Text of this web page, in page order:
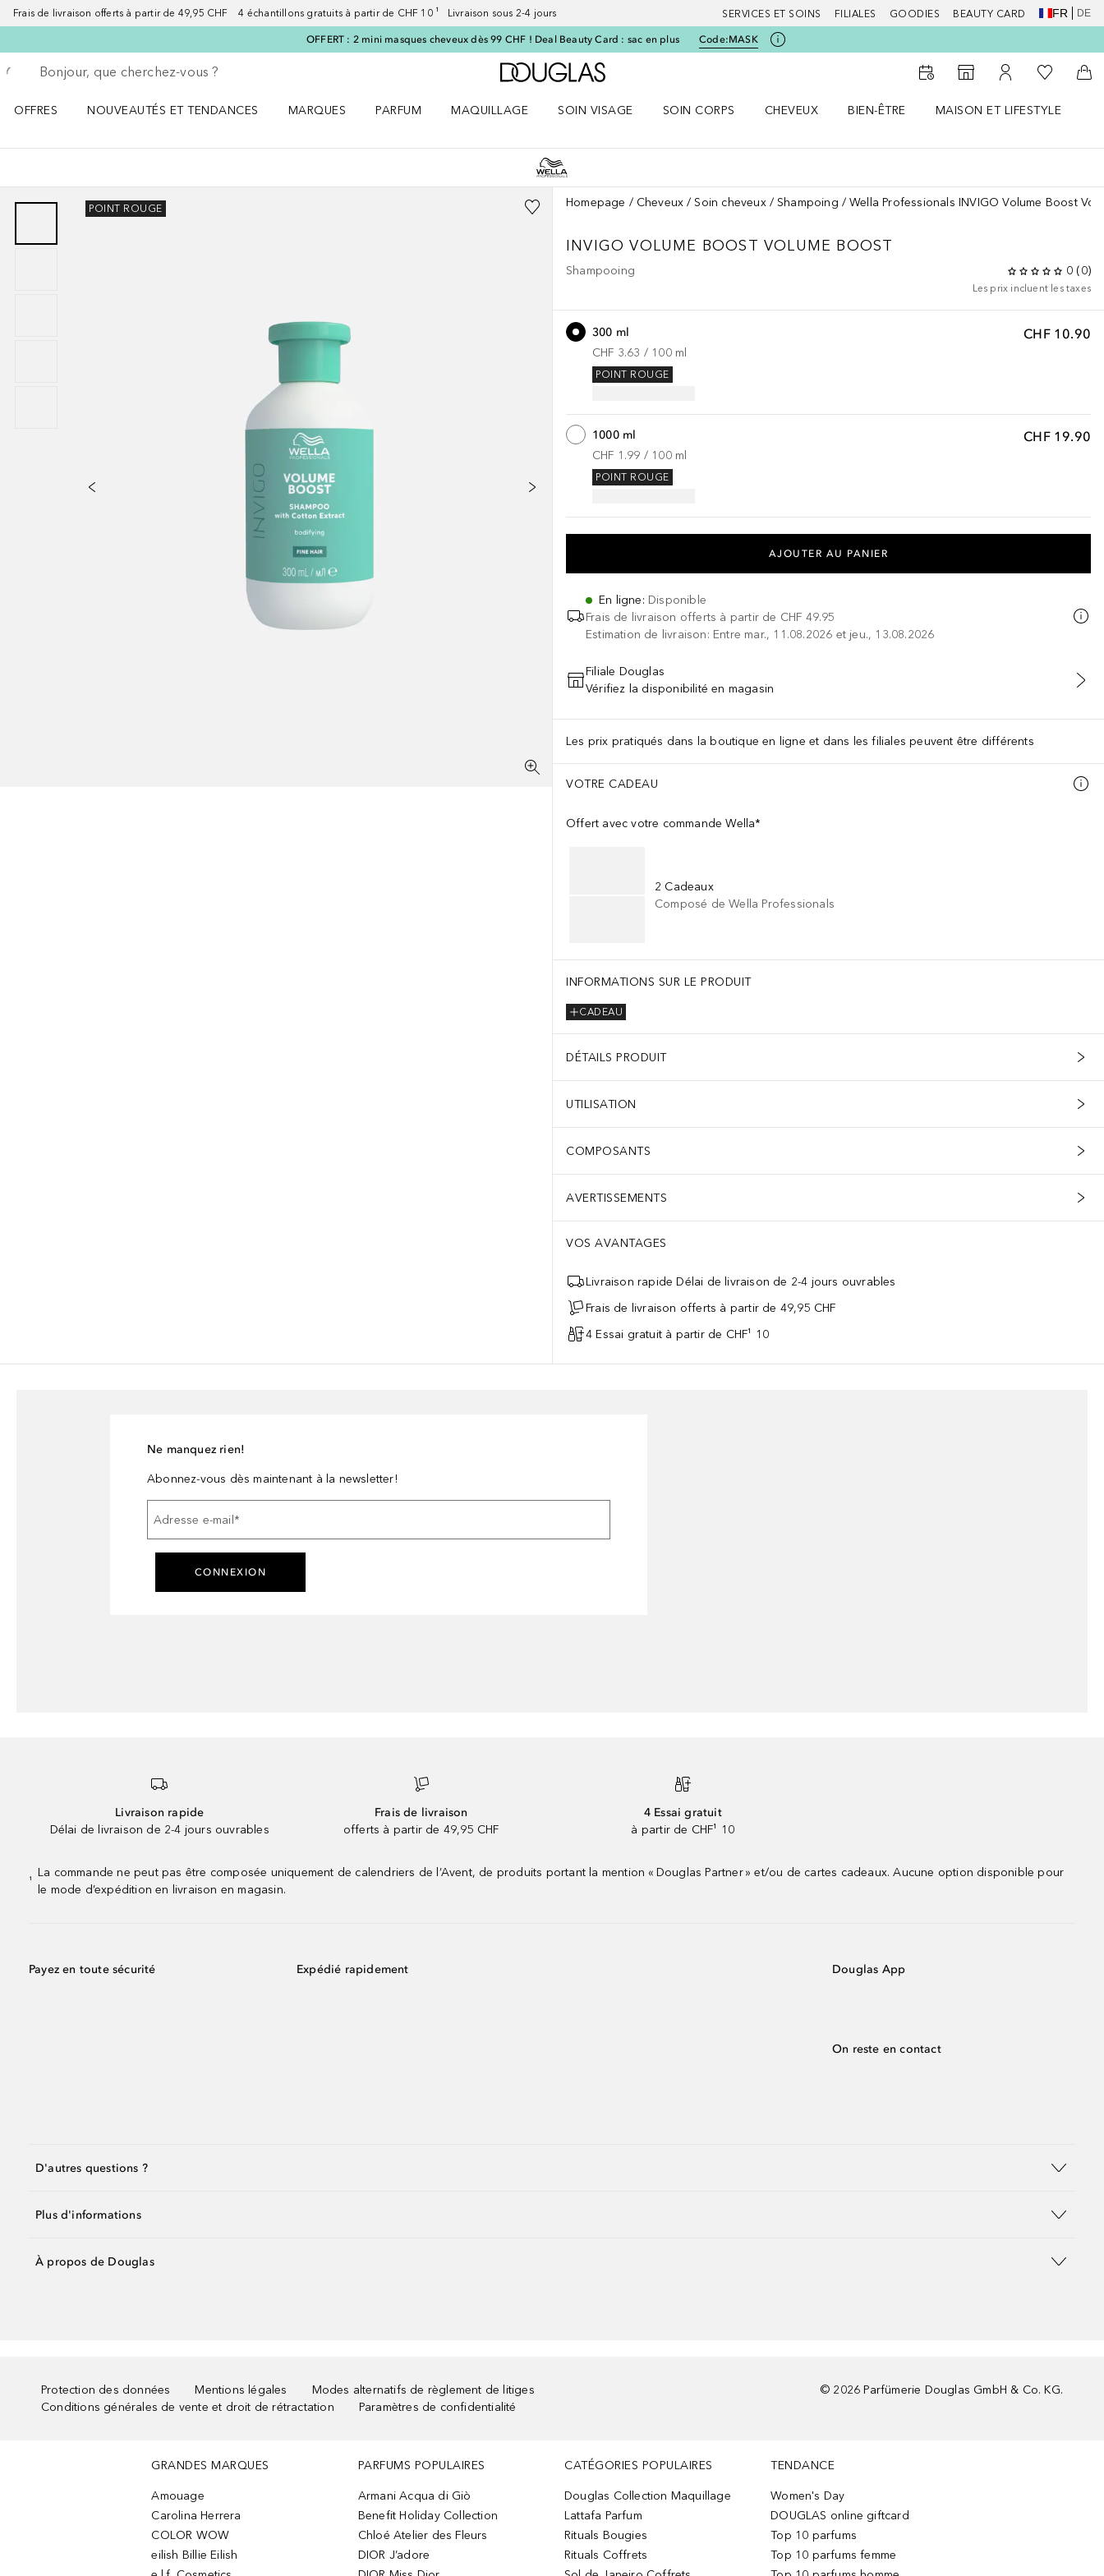
Frais de livraison offerts à partir de 49,95 CHF 4 échantillons gratuits à partir de CHF 10 ¹ Livraison sous 2-4 jours SERVICES ET SOINS FILIALES GOODIES BEAUTY CARD FR DE
OFFERT : 2 mini masques cheveux dès 99 CHF ! Deal Beauty Card : sac en plus Code:MASK
Retourner
Exécuter la recherche
Vers l'accueil Douglas
Vers le Storefinder
Vers Mon Compte
Vers Ma
OFFRES
NOUVEAUTÉS ET TENDANCES
MARQUES
PARFUM
MAQUILLAGE
SOIN VISAGE
SOIN CORPS
CHEVEUX
BIEN-ÊTRE
MAISON ET LIFESTYLE
POINT ROUGE Homepage Cheveux Soin cheveux Shampoing Wella Professionals INVIGO Volume Boost
INVIGO VOLUME BOOST VOLUME BOOST
Shampooing 0 (0)
Les prix incluent les taxes
CHF 10.90
300 ml
CHF 3.63 / 100 ml
POINT ROUGE
CHF 19.90
1000 ml
CHF 1.99 / 100 ml
POINT ROUGE
AJOUTER AU PANIER
En ligne: Disponible
Frais de livraison offerts à partir de CHF 49.95
Estimation de livraison: Entre mar., 11.08.2026 et jeu., 13.08.2026
Filiale Douglas
Vérifiez la disponibilité en magasin
Les prix pratiqués dans la boutique en ligne et dans les filiales peuvent être différents
VOTRE CADEAU
Offert avec votre commande Wella*
2 Cadeaux
Composé de Wella Professionals
INFORMATIONS SUR LE PRODUIT
CADEAU
DÉTAILS PRODUIT
UTILISATION
COMPOSANTS
AVERTISSEMENTS
VOS AVANTAGES
Livraison rapide Délai de livraison de 2-4 jours ouvrables
Frais de livraison offerts à partir de 49,95 CHF
4 Essai gratuit à partir de CHF¹ 10
Ne manquez rien!
Abonnez-vous dès maintenant à la newsletter!
Adresse e-mail *
CONNEXION
Livraison rapide
Délai de livraison de 2-4 jours ouvrables
Frais de livraison
offerts à partir de 49,95 CHF
4 Essai gratuit
à partir de CHF¹ 10
¹
La commande ne peut pas être composée uniquement de calendriers de l’Avent, de produits portant la mention « Douglas Partner » et/ou de cartes cadeaux. Aucune option disponible pour
le mode d’expédition en livraison en magasin.
Payez en toute sécurité Expédié rapidement Douglas App
On reste en contact
D'autres questions ?
Plus d'informations
À propos de Douglas
Protection des données Mentions légales
Modes alternatifs de règlement de litiges
Conditions générales de vente et droit de rétractation
Paramètres de confidentialité
© 2026 Parfümerie Douglas GmbH & Co. KG.
GRANDES MARQUES
Amouage
Carolina Herrera
COLOR WOW
eilish Billie Eilish
PARFUMS POPULAIRES
Armani Acqua di Giò
Benefit Holiday Collection
Chloé Atelier des Fleurs
DIOR J’adore
CATÉGORIES POPULAIRES
Douglas Collection Maquillage
Lattafa Parfum
Rituals Bougies
Rituals Coffrets
TENDANCE
Women's Day
DOUGLAS online giftcard
Top 10 parfums
Top 10 parfums femme